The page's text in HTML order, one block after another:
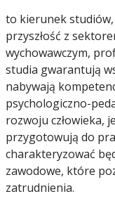
to kierunek
przyszłość z
wychowawczym,
studia gwarantują
nabywają
psychologiczno-
rozwoju człowieka,
przygotowują do
charakteryzować
zawodowe, które
zatrudnienia.